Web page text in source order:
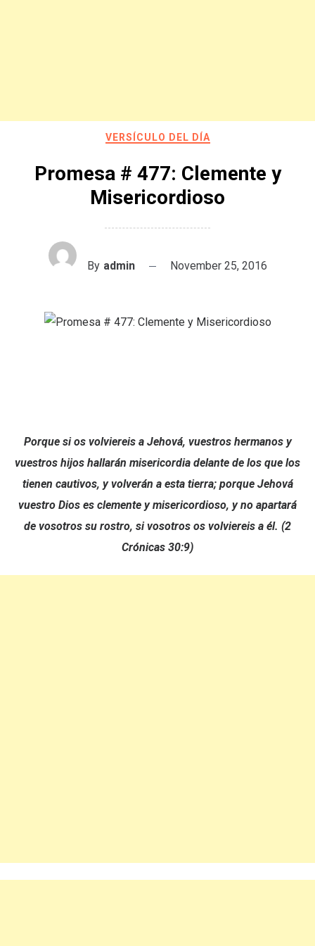
VERSÍCULO DEL DÍA
Promesa # 477: Clemente y
Misericordioso
By admin November 25, 2016
Porque si os volviereis a Jehová, vuestros hermanos y
vuestros hijos hallarán misericordia delante de los que los
tienen cautivos, y volverán a esta tierra; porque Jehová
vuestro Dios es clemente y misericordioso, y no apartará
de vosotros su rostro, si vosotros os volviereis a él. (2
Crónicas 30:9)